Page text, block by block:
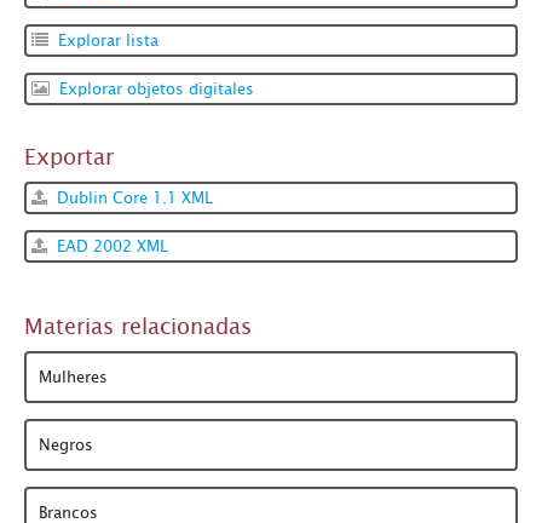
Explorar lista
Explorar objetos digitales
Exportar
Dublin Core 1.1 XML
EAD 2002 XML
Materias relacionadas
Mulheres
Negros
Brancos